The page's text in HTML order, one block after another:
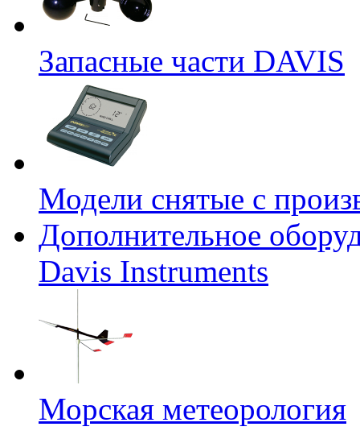
Запасные части DAVIS
Модели снятые с
Дополнительное
Davis Instruments
Морская метеорология